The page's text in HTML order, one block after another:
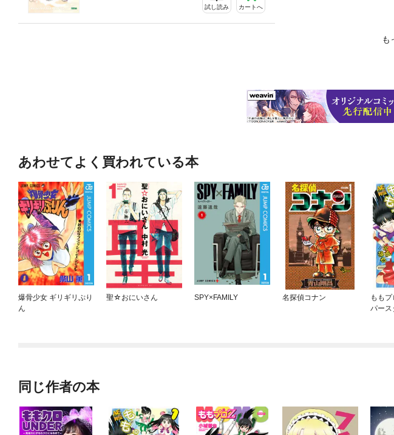
試し読み カートへ
も
あわせてよく買われている本
爆骨少女 ギリギリぷり
ん
聖☆おにいさん SPY×FAMILY 名探偵コナン
もも
パース
同じ作者の本